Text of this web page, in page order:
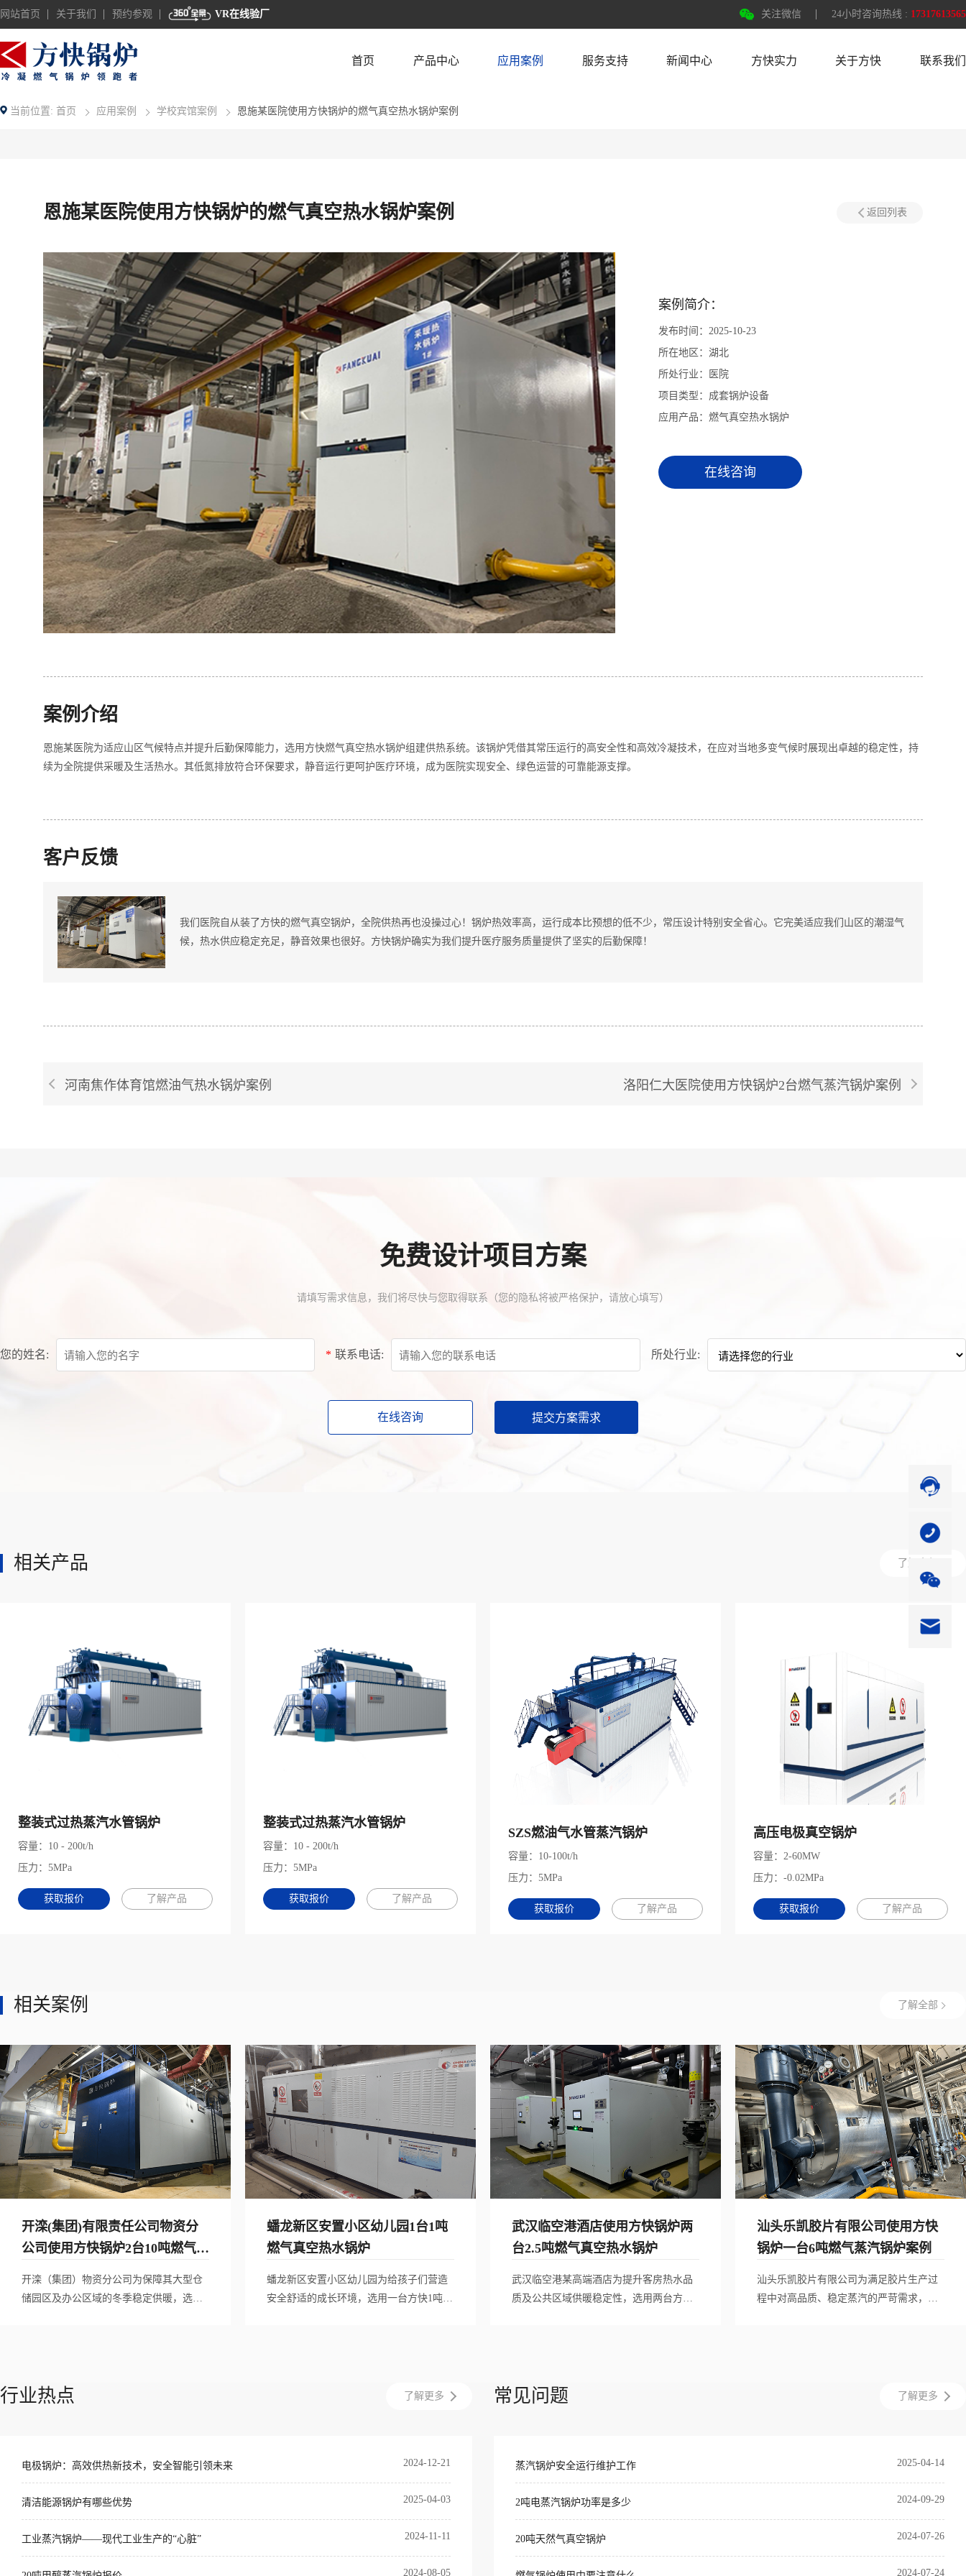
网站首页 关于我们 预约参观 VR在线验厂 关注微信 24小时咨询热线 : 17317613565
首页 产品中心 应用案例 服务支持 新闻中心 方快实力 关于方快 联系我们
当前位置: 首页 应用案例 学校宾馆案例 恩施某医院使用方快锅炉的燃气真空热水锅炉案例
恩施某医院使用方快锅炉的燃气真空热水锅炉案例 返回列表
案例简介：
发布时间：2025-10-23
所在地区：湖北
所处行业：医院
项目类型：成套锅炉设备
应用产品：燃气真空热水锅炉
在线咨询
案例介绍
恩施某医院为适应山区气候特点并提升后勤保障能力，选用方快燃气真空热水锅炉组建供热系统。该锅炉凭借其常压运行的高安全性和高效冷凝技术，在应对当地多变气候时展现出卓越的稳定性，持
续为全院提供采暖及生活热水。其低氮排放符合环保要求，静音运行更呵护医疗环境，成为医院实现安全、绿色运营的可靠能源支撑。
客户反馈
我们医院自从装了方快的燃气真空锅炉，全院供热再也没操过心！锅炉热效率高，运行成本比预想的低不少，常压设计特别安全省心。它完美适应我们山区的潮湿气
候，热水供应稳定充足，静音效果也很好。方快锅炉确实为我们提升医疗服务质量提供了坚实的后勤保障！
河南焦作体育馆燃油气热水锅炉案例 洛阳仁大医院使用方快锅炉2台燃气蒸汽锅炉案例
免费设计项目方案
请填写需求信息，我们将尽快与您取得联系（您的隐私将被严格保护，请放心填写）
您的姓名: * 联系电话: 所处行业:
在线咨询
相关产品 了解全部
整装式过热蒸汽水管锅炉
容量：10 - 200t/h
压力：5MPa
获取报价 了解产品
整装式过热蒸汽水管锅炉
容量：10 - 200t/h
压力：5MPa
获取报价 了解产品
SZS燃油气水管蒸汽锅炉
容量：10-100t/h
压力：5MPa
获取报价 了解产品
高压电极真空锅炉
容量：2-60MW
压力：-0.02MPa
获取报价 了解产品
相关案例 了解全部
开滦(集团)有限责任公司物资分
公司使用方快锅炉2台10吨燃气承
开滦（集团）物资分公司为保障其大型仓
储园区及办公区域的冬季稳定供暖，选用
位用热需求的同时，显著降低运行能耗，
蟠龙新区安置小区幼儿园1台1吨
燃气真空热水锅炉
蟠龙新区安置小区幼儿园为给孩子们营造
安全舒适的成长环境，选用一台方快1吨燃
暖、清洁、安静的学习生活空间，成为民
武汉临空港酒店使用方快锅炉两
台2.5吨燃气真空热水锅炉
武汉临空港某高端酒店为提升客房热水品
质及公共区域供暖稳定性，选用两台方快
制系统，在保障宾客舒适体验的同时显著
汕头乐凯胶片有限公司使用方快
锅炉一台6吨燃气蒸汽锅炉案例
汕头乐凯胶片有限公司为满足胶片生产过
程中对高品质、稳定蒸汽的严苛需求，引
高效低氮燃烧与智能化控制系统，在保障
行业热点 了解更多
电极锅炉：高效供热新技术，安全智能引领未来 2024-12-21
清洁能源锅炉有哪些优势 2025-04-03
工业蒸汽锅炉——现代工业生产的“心脏” 2024-11-11
2024-08-05
常见问题 了解更多
蒸汽锅炉安全运行维护工作 2025-04-14
2吨电蒸汽锅炉功率是多少 2024-09-29
20吨天然气真空锅炉 2024-07-26
2024-07-24